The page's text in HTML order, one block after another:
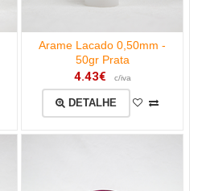
Arame Lacado 0,50mm -
50gr Prata
4.43€ c/iva
DETALHE